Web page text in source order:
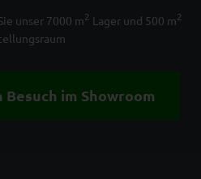
unser 7000 m2 Lager und 500 m2
Besuch im Showroom